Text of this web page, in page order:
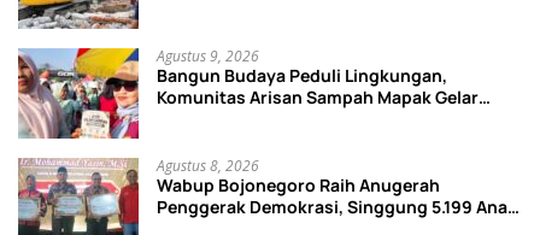
Agustus 9, 2026
Bangun Budaya Peduli Lingkungan,
Komunitas Arisan Sampah Mapak Gelar
Agustus 8, 2026
Wabup Bojonegoro Raih Anugerah
Penggerak Demokrasi, Singgung 5.199 Anak